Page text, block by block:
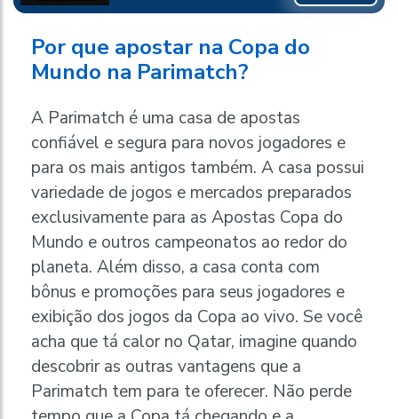
Por que apostar na Copa do
Mundo na Parimatch?
A Parimatch é uma casa de apostas
confiável e segura para novos jogadores e
para os mais antigos também. A casa possui
variedade de jogos e mercados preparados
exclusivamente para as Apostas Copa do
Mundo e outros campeonatos ao redor do
planeta. Além disso, a casa conta com
bônus e promoções para seus jogadores e
exibição dos jogos da Copa ao vivo. Se você
acha que tá calor no Qatar, imagine quando
descobrir as outras vantagens que a
Parimatch tem para te oferecer. Não perde